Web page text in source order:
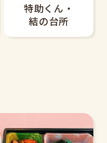
特助くん・
結の台所